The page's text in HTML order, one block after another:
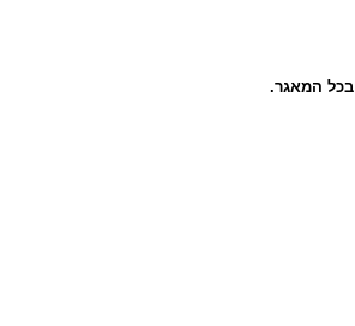
בכל המאגר.